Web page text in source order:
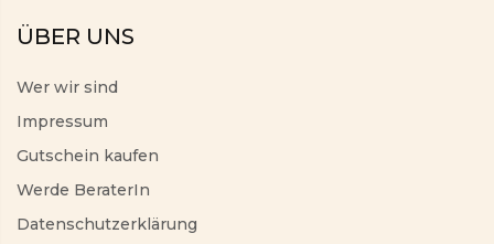
ÜBER UNS
Wer wir sind
Impressum
Gutschein kaufen
Werde BeraterIn
Datenschutzerklärung